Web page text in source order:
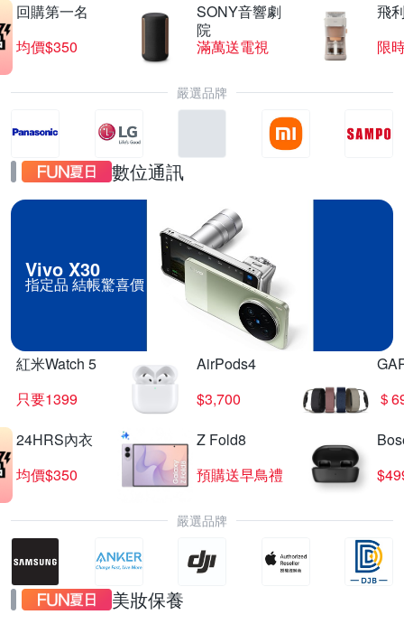
回購第一名
均價$350
SONY音響劇
院
滿萬送電視
飛
限
嚴選品牌
數位通訊
Vivo X30
指定品 結帳驚喜價
紅米Watch 5
只要1399
AirPods4
$3,700
＄
24HRS內衣
均價$350
Z Fold8
預購送早鳥禮
嚴選品牌
美妝保養